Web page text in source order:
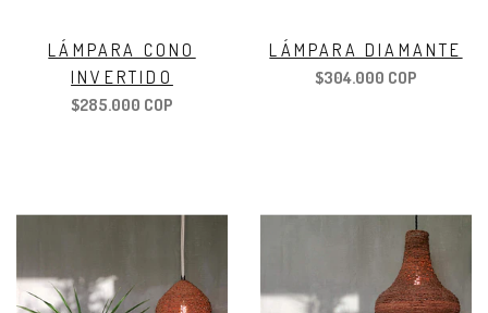
LÁMPARA CONO
INVERTIDO
$285.000 COP
LÁMPARA DIAMANTE
$304.000 COP